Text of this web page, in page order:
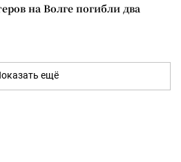
на Волге погибли два
ещё